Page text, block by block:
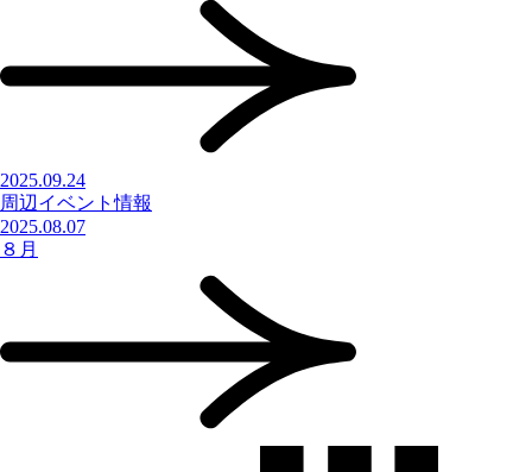
2025.09.24
周辺イベント情報
2025.08.07
８月